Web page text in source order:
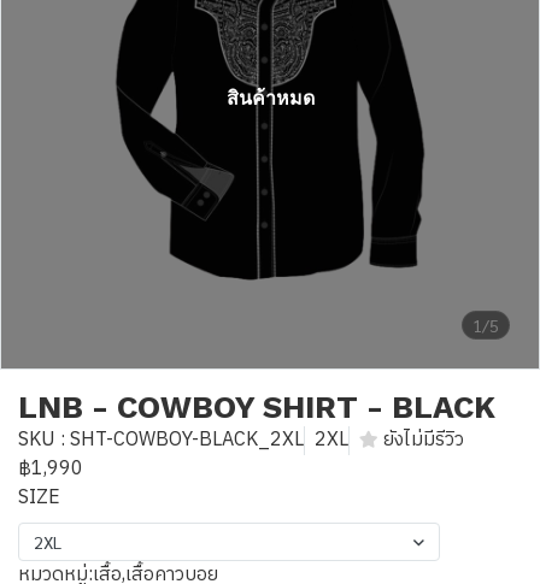
1/5
สินค้าหมด
LNB - COWBOY SHIRT - BLACK
SKU : SHT-COWBOY-BLACK_2XL 2XL
ยังไม่มีรีวิว
฿1,990
SIZE
2XL
หมวดหมู่:เสื้อ,เสื้อคาวบอย